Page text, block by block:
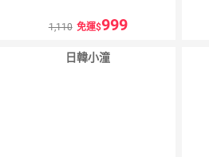
1,110 免運 999
日韓小潼